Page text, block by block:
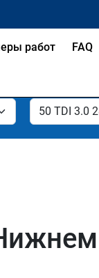
работ FAQ